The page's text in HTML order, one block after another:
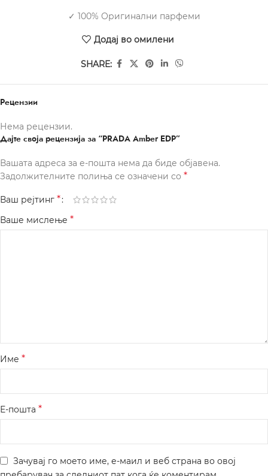
✓ 100% Оригинални парфеми
Додај во омилени
SHARE:
Рецензии
Нема рецензии.
Дајте своја рецензија за “PRADA Amber EDP”
Вашата адреса за е-пошта нема да биде објавена.
Задолжителните полиња се означени со *
Ваш рејтинг *
Ваше мислење *
Име *
Е-пошта *
Зачувај го моето име, е-маил и веб страна во овој